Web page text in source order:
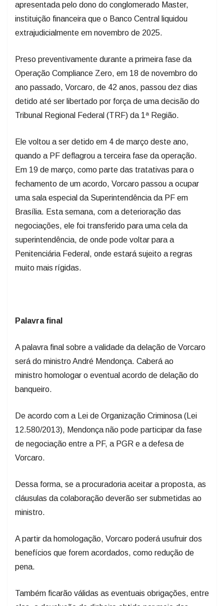
apresentada pelo dono do conglomerado Master,
instituição financeira que o Banco Central liquidou
extrajudicialmente em novembro de 2025.
Preso preventivamente durante a primeira fase da
Operação Compliance Zero, em 18 de novembro do
ano passado, Vorcaro, de 42 anos, passou dez dias
detido até ser libertado por força de uma decisão do
Tribunal Regional Federal (TRF) da 1ª Região.
Ele voltou a ser detido em 4 de março deste ano,
quando a PF deflagrou a terceira fase da operação.
Em 19 de março, como parte das tratativas para o
fechamento de um acordo, Vorcaro passou a ocupar
uma sala especial da Superintendência da PF em
Brasília. Esta semana, com a deterioração das
negociações, ele foi transferido para uma cela da
superintendência, de onde pode voltar para a
Penitenciária Federal, onde estará sujeito a regras
muito mais rígidas.
Palavra final
A palavra final sobre a validade da delação de Vorcaro
será do ministro André Mendonça. Caberá ao
ministro homologar o eventual acordo de delação do
banqueiro.
De acordo com a Lei de Organização Criminosa (Lei
12.580/2013), Mendonça não pode participar da fase
de negociação entre a PF, a PGR e a defesa de
Vorcaro.
Dessa forma, se a procuradoria aceitar a proposta, as
cláusulas da colaboração deverão ser submetidas ao
ministro.
A partir da homologação, Vorcaro poderá usufruir dos
benefícios que forem acordados, como redução de
pena.
Também ficarão válidas as eventuais obrigações, entre